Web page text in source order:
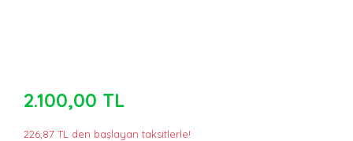
2.100,00 TL
226,87 TL den başlayan taksitlerle!